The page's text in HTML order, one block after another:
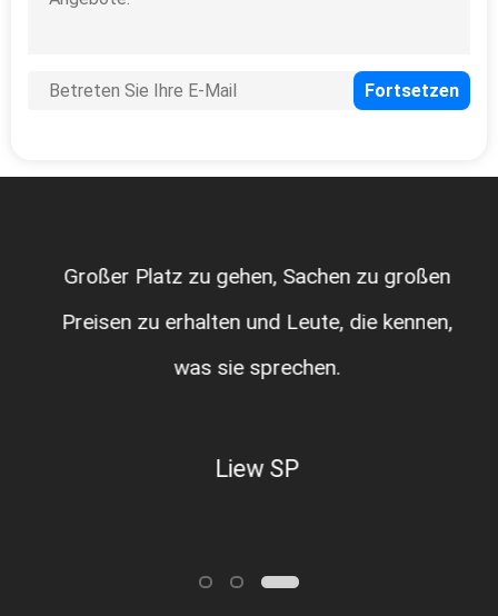
Großer Platz zu gehen, Sachen zu großen
Preisen zu erhalten und Leute, die kennen,
was sie sprechen.
Liew SP